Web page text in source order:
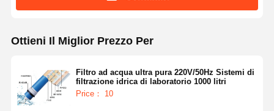
Ottieni Il Miglior Prezzo Per
Filtro ad acqua ultra pura 220V/50Hz Sistemi di
filtrazione idrica di laboratorio 1000 litri
Price： 10